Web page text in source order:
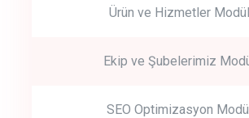
Ürün ve Hizmetler
Ekip ve Şubelerimiz
SEO Optimizasyon